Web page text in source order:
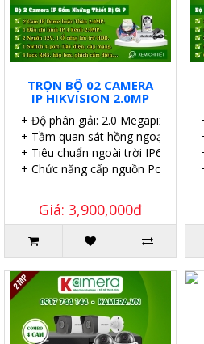
TRỌN BỘ 02 CAMERA
IP HIKVISION 2.0MP
+ Độ phân giải: 2.0 Megapixel.
+ Tầm quan sát hồng ngoại 30
+ Tiêu chuẩn ngoài trời IP67.
+ Chức năng cấp nguồn PoE.
Giá: 3,900,000đ